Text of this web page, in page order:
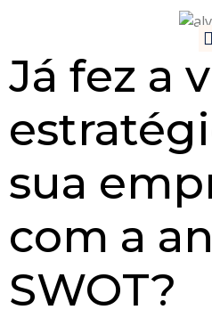
Já fez a
sua
com a
SWOT?